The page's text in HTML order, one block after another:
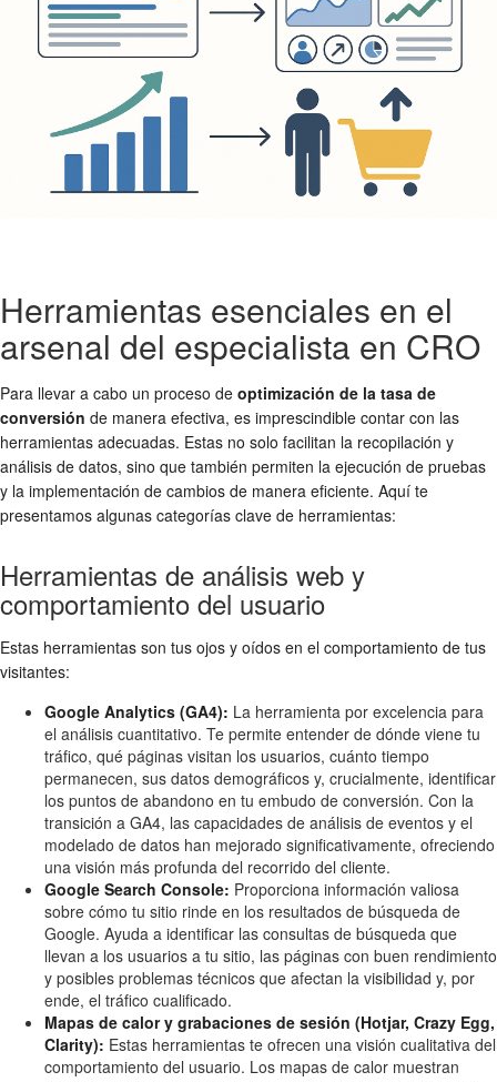
Herramientas esenciales en el
arsenal del especialista en CRO
Para llevar a cabo un proceso de optimización de la tasa de
conversión de manera efectiva, es imprescindible contar con las
herramientas adecuadas. Estas no solo facilitan la recopilación y
análisis de datos, sino que también permiten la ejecución de pruebas
y la implementación de cambios de manera eficiente. Aquí te
presentamos algunas categorías clave de herramientas:
Herramientas de análisis web y
comportamiento del usuario
Estas herramientas son tus ojos y oídos en el comportamiento de tus
visitantes:
Google Analytics (GA4): La herramienta por excelencia para
el análisis cuantitativo. Te permite entender de dónde viene tu
tráfico, qué páginas visitan los usuarios, cuánto tiempo
permanecen, sus datos demográficos y, crucialmente, identificar
los puntos de abandono en tu embudo de conversión. Con la
transición a GA4, las capacidades de análisis de eventos y el
modelado de datos han mejorado significativamente, ofreciendo
una visión más profunda del recorrido del cliente.
Google Search Console: Proporciona información valiosa
sobre cómo tu sitio rinde en los resultados de búsqueda de
Google. Ayuda a identificar las consultas de búsqueda que
llevan a los usuarios a tu sitio, las páginas con buen rendimiento
y posibles problemas técnicos que afectan la visibilidad y, por
ende, el tráfico cualificado.
Mapas de calor y grabaciones de sesión (Hotjar, Crazy Egg,
Clarity): Estas herramientas te ofrecen una visión cualitativa del
comportamiento del usuario. Los mapas de calor muestran